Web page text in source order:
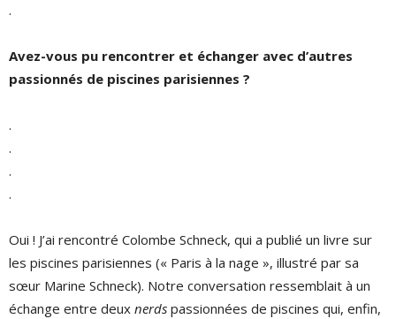
.
Avez-vous pu rencontrer et échanger avec d’autres
passionnés de piscines parisiennes ?
.
.
.
.
Oui ! J’ai rencontré Colombe Schneck, qui a publié un livre sur
les piscines parisiennes (« Paris à la nage », illustré par sa
sœur Marine Schneck). Notre conversation ressemblait à un
échange entre deux nerds passionnées de piscines qui, enfin,